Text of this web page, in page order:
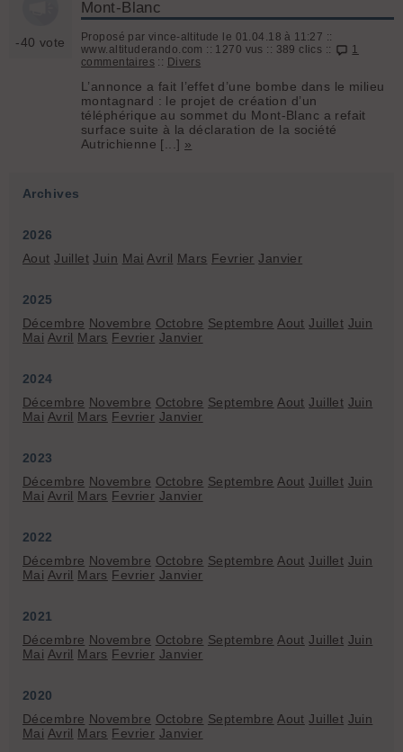
-40 vote
Mont-Blanc
Proposé par vince-altitude le 01.04.18 à 11:27 ::
www.altituderando.com :: 1270 vus :: 389 clics ::
1
commentaires :: Divers
L’annonce a fait l’effet d’une bombe dans le milieu
montagnard : le projet de création d’un
téléphérique au sommet du Mont-Blanc a refait
surface suite à la déclaration de la société
Autrichienne [...] »
Archives
2026
Aout Juillet Juin Mai Avril Mars Fevrier Janvier
2025
Décembre Novembre Octobre Septembre Aout Juillet Juin
Mai Avril Mars Fevrier Janvier
2024
Décembre Novembre Octobre Septembre Aout Juillet Juin
Mai Avril Mars Fevrier Janvier
2023
Décembre Novembre Octobre Septembre Aout Juillet Juin
Mai Avril Mars Fevrier Janvier
2022
Décembre Novembre Octobre Septembre Aout Juillet Juin
Mai Avril Mars Fevrier Janvier
2021
Décembre Novembre Octobre Septembre Aout Juillet Juin
Mai Avril Mars Fevrier Janvier
2020
Décembre Novembre Octobre Septembre Aout Juillet Juin
Mai Avril Mars Fevrier Janvier